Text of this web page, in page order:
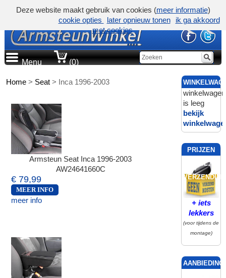
Menu (0)
Home > Seat > Inca 1996-2003
Armsteun Seat Inca 1996-2003
AW24641660C
€ 79,99
MEER INFO
meer info
winkelwagen
is leeg
bekijk
PRIJZEN
INCL.
VERZENDING
+ iets
lekkers
(voor tijdens de
montage)
Deze website maakt gebruik van cookies (meer informatie)
cookie opties
later opnieuw tonen
ik ga akkoord
met cookies